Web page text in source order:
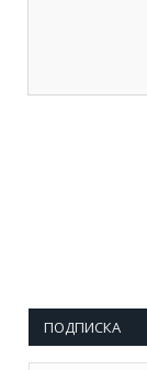
ПОДПИСКА